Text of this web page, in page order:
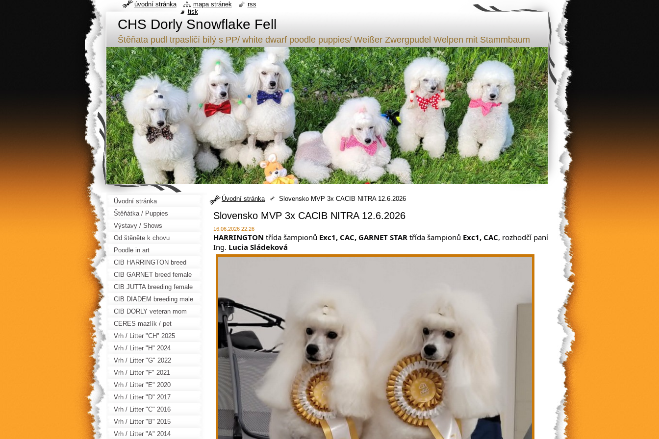
CHS Dorly Snowflake Fell
Štěňata pudl trpasličí bílý s PP/ white dwarf poodle puppies/ Weißer Zwergpudel Welpen mit Stammbaum
Úvodní stránka Slovensko MVP 3x CACIB NITRA 12.6.2026
Slovensko MVP 3x CACIB NITRA 12.6.2026
16.06.2026 22:26
HARRINGTON třída šampionů Exc1, CAC, GARNET STAR třída šampionů Exc1, CAC, rozhodčí paní
Ing. Lucia Sládeková
Úvodní stránka
Štěňátka / Puppies
Výstavy / Shows
Od štěněte k chovu
Poodle in art
CIB HARRINGTON breed
male
CIB GARNET breed female
CIB JUTTA breeding female
CIB DIADEM breeding male
CIB DORLY veteran mom
CERES mazlík / pet
Vrh / Litter "CH" 2025
Vrh / Litter "H" 2024
Vrh / Litter "G" 2022
Vrh / Litter "F" 2021
Vrh / Litter "E" 2020
Vrh / Litter "D" 2017
Vrh / Litter "C" 2016
Vrh / Litter "B" 2015
Vrh / Litter "A" 2014
úvodní stránka mapa stránek
rss
tisk